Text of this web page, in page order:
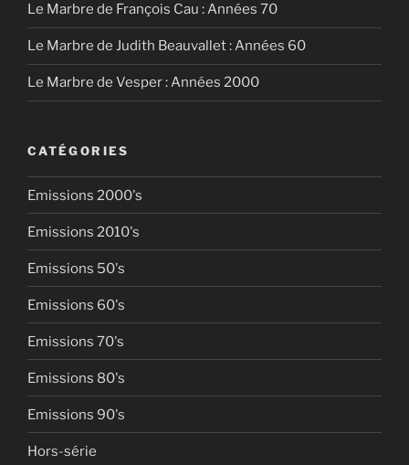
Le Marbre de François Cau : Années 70
Le Marbre de Judith Beauvallet : Années 60
Le Marbre de Vesper : Années 2000
CATÉGORIES
Emissions 2000's
Emissions 2010's
Emissions 50's
Emissions 60's
Emissions 70's
Emissions 80's
Emissions 90's
Hors-série